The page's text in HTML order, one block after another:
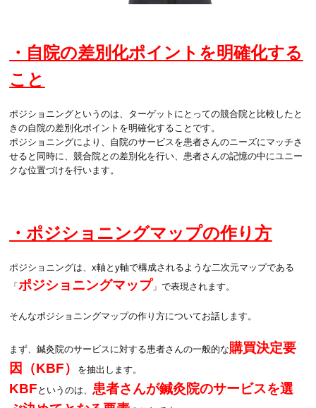
・自院の差別化ポイントを明確化する
こと
ポジショニングというのは、ターゲットにとっての競合院と比較したと
きの自院の差別化ポイントを明確化することです。
ポジショニングにより、自院のサービスを患者さんのニーズにマッチさ
せると同時に、競合院との差別化を行い、患者さんの記憶の中にユニー
クな位置づけを行います。
・ポジショニングマップの作り方
ポジショニングは、x軸とy軸で構成されるような二次元マップである
「ポジショニングマップ 」で表現されます。
そんなポジショニングマップの作り方についてお話します。
まず、鍼灸院のサービスに対する患者さんの一般的な購買決定要
因（KBF）
を抽出します。
KBF というのは、患者さんが鍼灸院のサービスを選